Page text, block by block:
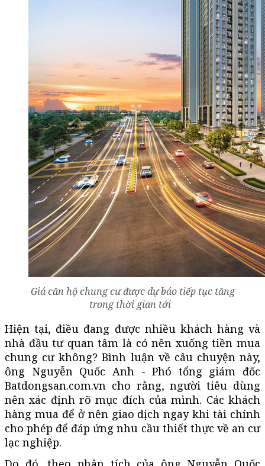
Giá căn hộ chung cư được dự báo tiếp tục tăng
trong thời gian tới
Hiện tại, điều đang được nhiều khách hàng và
nhà đầu tư quan tâm là có nên xuống tiền mua
chung cư không? Bình luận về câu chuyện này,
ông Nguyễn Quốc Anh - Phó tổng giám đốc
Batdongsan.com.vn cho rằng, người tiêu dùng
nên xác định rõ mục đích của mình. Các khách
hàng mua để ở nên giao dịch ngay khi tài chính
cho phép để đáp ứng nhu cầu thiết thực về an cư
lạc nghiệp.